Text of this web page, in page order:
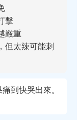
擊
嚴重
但太辣可能刺
到快哭出來。